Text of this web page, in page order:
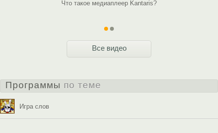
Что такое медиаплеер Kantaris?
Все видео
Программы по теме
Игра слов